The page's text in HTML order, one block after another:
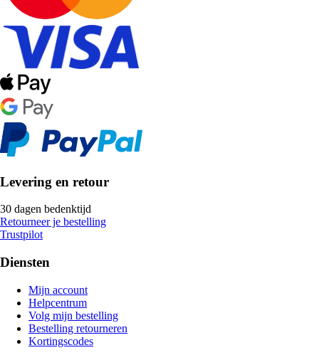
Levering en retour
30 dagen bedenktijd
Retourneer je bestelling
Trustpilot
Diensten
Mijn account
Helpcentrum
Volg mijn bestelling
Bestelling retourneren
Kortingscodes